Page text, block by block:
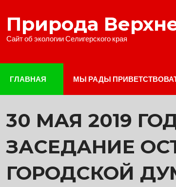
Природа
Сайт об экологии Селигерского края
ГЛАВНАЯ МЫ РАДЫ
30 МАЯ 2019
ЗАСЕДАНИЕ
ГОРОДСКОЙ